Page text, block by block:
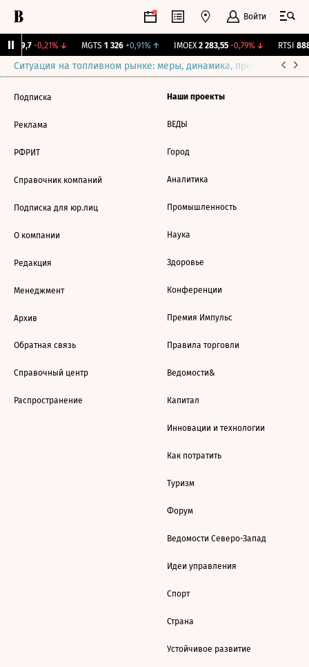
Войти
9,7 -0,21%↓ MGTS 1 326 +0,91%↑ IMOEX 2 283,55 -0,79%↓ RTSI
Ситуация на топливном рынке: меры, динамика, прогнозы
Подписка
Реклама
РФРИТ
Справочник компаний
Подписка для юр.лиц
О компании
Редакция
Менеджмент
Архив
Обратная связь
Справочный центр
Распространение
Наши проекты
ВЕДЫ
Город
Аналитика
Промышленность
Наука
Здоровье
Конференции
Премия Импульс
Правила торговли
Ведомости&
Капитал
Инновации и технологии
Как потратить
Туризм
Форум
Ведомости Северо-Запад
Идеи управления
Спорт
Страна
Устойчивое развитие